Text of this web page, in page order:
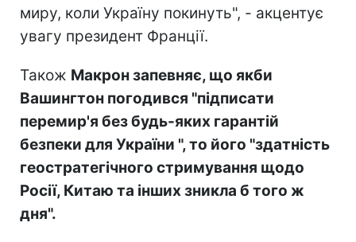
миру, коли Україну покинуть", - акцентує
увагу президент Франції.
Також Макрон запевняє, що якби
Вашингтон погодився "підписати
перемир'я без будь-яких гарантій
безпеки для України ", то його "здатність
геостратегічного стримування щодо
Росії, Китаю та інших зникла б того ж
дня".